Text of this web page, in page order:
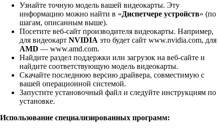
Узнайте точную модель вашей видеокарты. Эту
информацию можно найти в «Диспетчере устройств» (по
шагам, описанным выше).
Посетите веб-сайт производителя видеокарты. Например,
для видеокарт NVIDIA это будет сайт www.nvidia.com, для
AMD — www.amd.com.
Найдите раздел поддержки или загрузок на веб-сайте и
найдите соответствующую модель видеокарты.
Скачайте последнюю версию драйвера, совместимую с
вашей операционной системой.
Запустите установочный файл и следуйте инструкциям по
установке.
Использование специализированных программ: